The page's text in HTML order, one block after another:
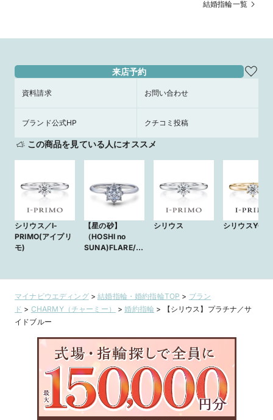
ムレス鍛造製法》0751/0750 プラチ
結婚指輪一覧
来店予約
資料請求 お問い合わせ
ブランド公式HP クチコミ投稿
この商品を見ている人にオススメ
シリウス／I-
PRIMO(アイプリ
モ)
【星の砂】
（HOSHI no
SUNA)FLARE/フ
シリウス シリウスYG
マイナビウエディング>結婚指輪・婚約指輪TOP > ブラン
ド > CHARMY（チャーミー） >婚約指輪 >
【シリウス】プラチナ／サ
イドブルー